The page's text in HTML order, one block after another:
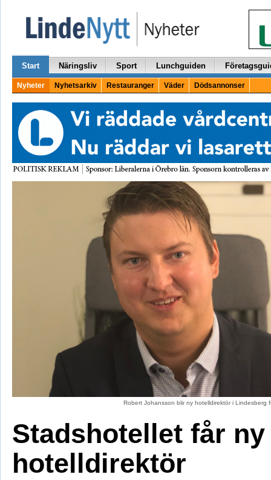
Start Näringsliv Sport Lunchguiden
Nyheter Nyhetsarkiv Restauranger Väder Dödsannonser
Robert Johansson blir ny hotelldirektör i Lindesberg
Stadshotellet får ny
hotelldirektör